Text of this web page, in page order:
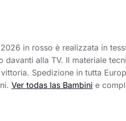
in rosso è realizzata in
alla TV. Il materiale
Spedizione in tutta
Ver todas las Bambini e